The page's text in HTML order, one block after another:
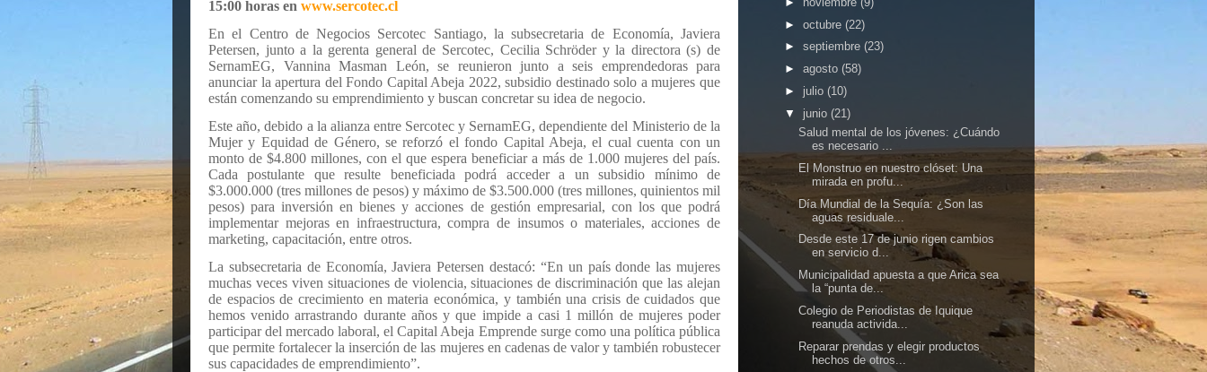
15:00 horas en www.sercotec.cl
En el Centro de Negocios Sercotec Santiago, la subsecretaria de Economía, Javiera
Petersen, junto a la gerenta general de Sercotec, Cecilia Schröder y la directora (s) de
SernamEG, Vannina Masman León, se reunieron junto a seis emprendedoras para
anunciar la apertura del Fondo Capital Abeja 2022, subsidio destinado solo a mujeres que
están comenzando su emprendimiento y buscan concretar su idea de negocio.
Este año, debido a la alianza entre Sercotec y SernamEG, dependiente del Ministerio de la
Mujer y Equidad de Género, se reforzó el fondo Capital Abeja, el cual cuenta con un
monto de $4.800 millones, con el que espera beneficiar a más de 1.000 mujeres del país.
Cada postulante que resulte beneficiada podrá acceder a un subsidio mínimo de
$3.000.000 (tres millones de pesos) y máximo de $3.500.000 (tres millones, quinientos mil
pesos) para inversión en bienes y acciones de gestión empresarial, con los que podrá
implementar mejoras en infraestructura, compra de insumos o materiales, acciones de
marketing, capacitación, entre otros.
La subsecretaria de Economía, Javiera Petersen destacó: “En un país donde las mujeres
muchas veces viven situaciones de violencia, situaciones de discriminación que las alejan
de espacios de crecimiento en materia económica, y también una crisis de cuidados que
hemos venido arrastrando durante años y que impide a casi 1 millón de mujeres poder
participar del mercado laboral, el Capital Abeja Emprende surge como una política pública
que permite fortalecer la inserción de las mujeres en cadenas de valor y también robustecer
sus capacidades de emprendimiento”.
► octubre (22)
► septiembre (23)
► agosto (58)
► julio (10)
▼ junio (21)
Salud mental de los jóvenes: ¿Cuándo
es necesario ...
El Monstruo en nuestro clóset: Una
mirada en profu...
Día Mundial de la Sequía: ¿Son las
aguas residuale...
Desde este 17 de junio rigen cambios
en servicio d...
Municipalidad apuesta a que Arica sea
la “punta de...
Colegio de Periodistas de Iquique
reanuda activida...
Reparar prendas y elegir productos
hechos de otros...